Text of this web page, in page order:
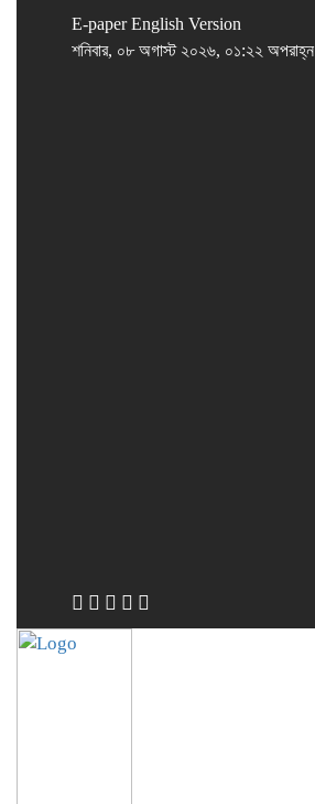
E-paper English Version
শনিবার, ০৮ অগাস্ট ২০২৬, ০১:২২ অপরাহ্ন